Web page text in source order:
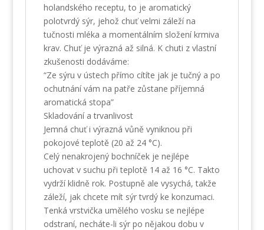
holandského receptu, to je aromatický
polotvrdý sýr, jehož chuť velmi záleží na
tučnosti mléka a momentálním složení krmiva
krav. Chuť je výrazná až silná. K chuti z vlastní
zkušenosti dodáváme:
“Ze sýru v ústech přímo cítíte jak je tučný a po
ochutnání vám na patře zůstane příjemná
aromatická stopa”
Skladování a trvanlivost
Jemná chuť i výrazná vůně vyniknou při
pokojové teplotě (20 až 24 °C).
Celý nenakrojený bochníček je nejlépe
uchovat v suchu při teplotě 14 až 16 °C. Takto
vydrží klidně rok. Postupně ale vysychá, takže
záleží, jak chcete mít sýr tvrdý ke konzumaci.
Tenká vrstvička umělého vosku se nejlépe
odstraní, necháte-li sýr po nějakou dobu v